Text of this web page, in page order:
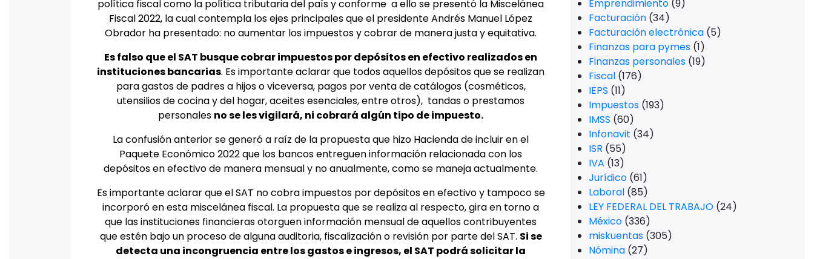
política fiscal como la política tributaria del país y conforme a ello se presentó la Miscelánea
Fiscal 2022, la cual contempla los ejes principales que el presidente Andrés Manuel López
Obrador ha presentado: no aumentar los impuestos y cobrar de manera justa y equitativa.
Es falso que el SAT busque cobrar impuestos por depósitos en efectivo realizados en
instituciones bancarias. Es importante aclarar que todos aquellos depósitos que se realizan
para gastos de padres a hijos o viceversa, pagos por venta de catálogos (cosméticos,
utensilios de cocina y del hogar, aceites esenciales, entre otros), tandas o prestamos
personales no se les vigilará, ni cobrará algún tipo de impuesto.
La confusión anterior se generó a raíz de la propuesta que hizo Hacienda de incluir en el
Paquete Económico 2022 que los bancos entreguen información relacionada con los
depósitos en efectivo de manera mensual y no anualmente, como se maneja actualmente.
Es importante aclarar que el SAT no cobra impuestos por depósitos en efectivo y tampoco se
incorporó en esta miscelánea fiscal. La propuesta que se realiza al respecto, gira en torno a
que las instituciones financieras otorguen información mensual de aquellos contribuyentes
que estén bajo un proceso de alguna auditoria, fiscalización o revisión por parte del SAT. Si se
detecta una incongruencia entre los gastos e ingresos, el SAT podrá solicitar la
Emprendimiento (9)
Facturación (34)
Facturación electrónica (5)
Finanzas para pymes (1)
Finanzas personales (19)
Fiscal (176)
IEPS (11)
Impuestos (193)
IMSS (60)
Infonavit (34)
ISR (55)
IVA (13)
Jurídico (61)
Laboral (85)
LEY FEDERAL DEL TRABAJO (24)
México (336)
miskuentas (305)
Nómina (27)